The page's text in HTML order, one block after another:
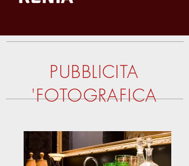
PUBBLICITA
'FOTOGRAFICA